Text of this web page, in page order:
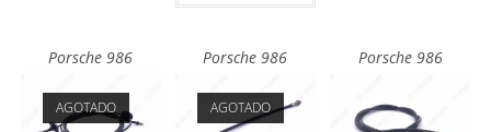
Porsche 986
AGOTADO
Porsche 986
AGOTADO
Porsche 986